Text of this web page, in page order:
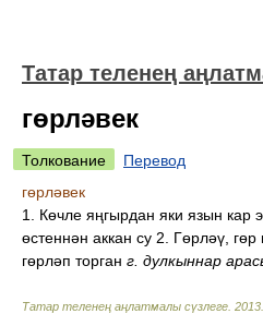
Татар теленең
гөрләвек
Толкование
Перевод
гөрләвек
1. Көчле яңгырдан яки язын кар
өстеннән аккан су 2. Гөрләү,
гөрләп торган г. дулкыннар
Татар теленең аңлатмалы сүзлеге 2013